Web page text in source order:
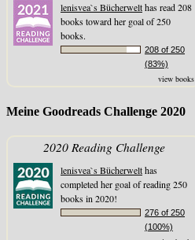
lenisvea`s Bücherwelthas read 208
books toward her goal of 250
books.
208 of 250
(83%)
view books
Meine Goodreads Challenge 2020
2020 Reading Challenge
lenisvea`s Bücherwelthas
completed her goal of reading 250
books in 2020!
276 of 250
(100%)